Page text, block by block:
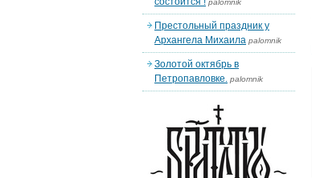
palomnik
Престольный праздник у
Архангела Михаила palomnik
Золотой октябрь в
Петропавловке. palomnik